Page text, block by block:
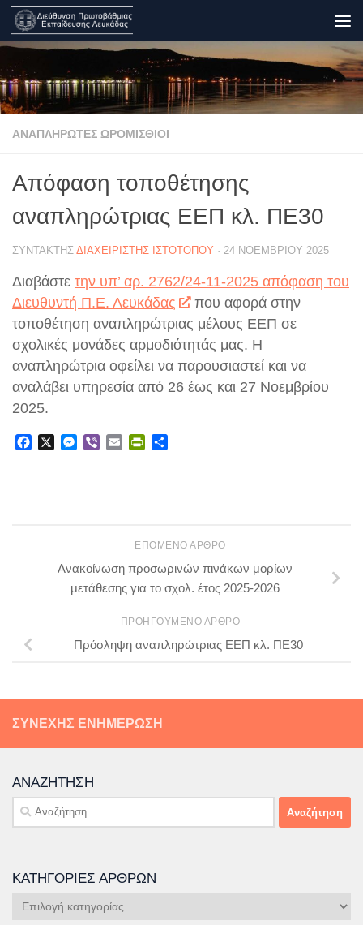
Skip to content
ΑΝΑΠΛΗΡΩΤΈΣ ΩΡΟΜΊΣΘΙΟΙ
Απόφαση τοποθέτησης
αναπληρώτριας ΕΕΠ κλ. ΠΕ30
ΣΥΝΤΆΚΤΗΣ ΔΙΑΧΕΙΡΙΣΤΉΣ ΙΣΤΟΤΌΠΟΥ · 24 ΝΟΕΜΒΡΊΟΥ 2025
Διαβάστε την υπ’ αρ. 2762/24-11-2025 απόφαση του
Διευθυντή Π.Ε. Λευκάδας
που αφορά στην
τοποθέτηση αναπληρώτριας μέλους ΕΕΠ σε
σχολικές μονάδες αρμοδιότητάς μας. Η
αναπληρώτρια οφείλει να παρουσιαστεί και να
αναλάβει υπηρεσία από 26 έως και 27 Νοεμβρίου
2025.
FacebookMessenger
Viber EmailPrintFriendly
ΕΠΌΜΕΝΟ ΆΡΘΡΟ
Ανακοίνωση προσωρινών πινάκων μορίων
μετάθεσης για το σχολ. έτος 2025-2026
ΠΡΟΗΓΟΎΜΕΝΟ ΆΡΘΡΟ
Πρόσληψη αναπληρώτριας ΕΕΠ κλ. ΠΕ30
ΣΥΝΕΧΉΣ ΕΝΗΜΈΡΩΣΗ
ΑΝΑΖΉΤΗΣΗ
Αναζήτηση
για:
ΚΑΤΗΓΟΡΊΕΣ ΆΡΘΡΩΝ
Κατηγορίες